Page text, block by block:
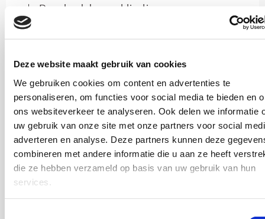
Deze website maakt gebruik van cookies
We gebruiken cookies om content en advertenties te
personaliseren, om functies voor social media te bieden en
ons websiteverkeer te analyseren. Ook delen we informatie
uw gebruik van onze site met onze partners voor social
adverteren en analyse. Deze partners kunnen deze
combineren met andere informatie die u aan ze heeft
die ze hebben verzameld op basis van uw gebruik van hun
services.
Download deze publicatie
Wet inburgering 2021